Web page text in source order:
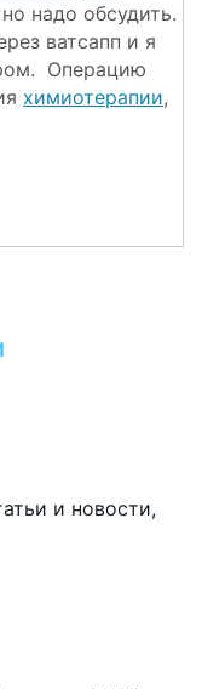
надо обсудить.
ватсапп и я
Операцию
химиотерапии,
и новости,